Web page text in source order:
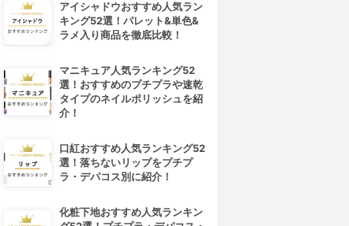
アイシャドウおすすめ人気ラン
キング52選！パレット&単色&
ラメ入り商品を徹底比較！
マニキュア人気ランキング52
選！おすすめのプチプラや速乾
タイプのネイルポリッシュを紹
介！
口紅おすすめ人気ランキング52
選！落ちないリップをプチプ
ラ・デパコス別に紹介！
化粧下地おすすめ人気ランキン